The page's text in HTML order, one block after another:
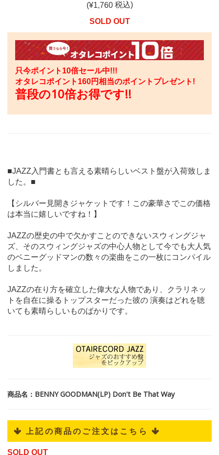
(¥1,760税込)
SOLD OUT
只今ポイント10倍セール中!!!
オタレコポイント 160円相当のポイントプレゼント!
普段の10倍お得です!!
■JAZZ入門書とも言える素晴らしいベスト盤が入荷致しま
した。■
【シルバー見開きジャケットです！この豪華さでこの価格
は本当に嬉しいですね！】
JAZZの歴史の中で欠かすことのできないスウィングジャ
ズ、そのスウィングジャズの中心人物として今でも大人気
のベニーグッドマンの数々の楽曲をこの一枚にコンパイル
しました。
JAZZの在り方を確立した偉大な人物であり、クラリネッ
トを自在に操るトップスターだった彼の 演奏はどれを聴
いても素晴らしいものばかりです。
商品名：BENNY GOODMAN(LP) Don't Be That Way
 上記の商品のご注文はこちら 
SOLD OUT